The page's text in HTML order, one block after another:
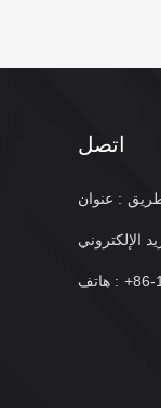
اتصل
عنوان :
هاتف : +86-